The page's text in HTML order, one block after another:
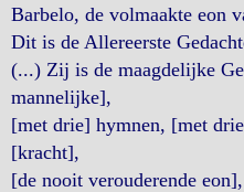
Barbelo, de volmaakte eon
Dit is de Allereerste
(...) Zij is de maagdelijke
mannelijke],
[met drie] hymnen, [met
[kracht],
[de nooit verouderende